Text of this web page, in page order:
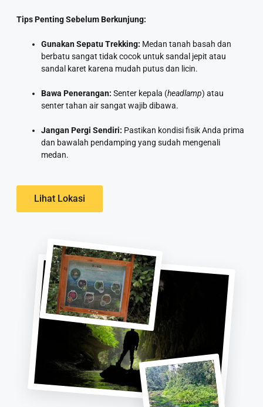
Tips Penting Sebelum Berkunjung:
Gunakan Sepatu Trekking: Medan tanah basah dan
berbatu sangat tidak cocok untuk sandal jepit atau
sandal karet karena mudah putus dan licin.
Bawa Penerangan: Senter kepala (headlamp) atau
senter tahan air sangat wajib dibawa.
Jangan Pergi Sendiri: Pastikan kondisi fisik Anda prima
dan bawalah pendamping yang sudah mengenali
medan.
Lihat Lokasi